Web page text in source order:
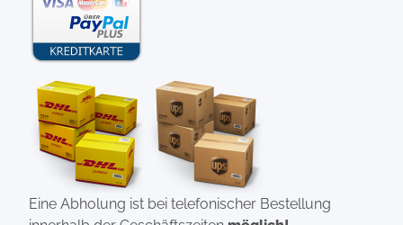
Eine Abholung ist bei telefonischer Bestellung